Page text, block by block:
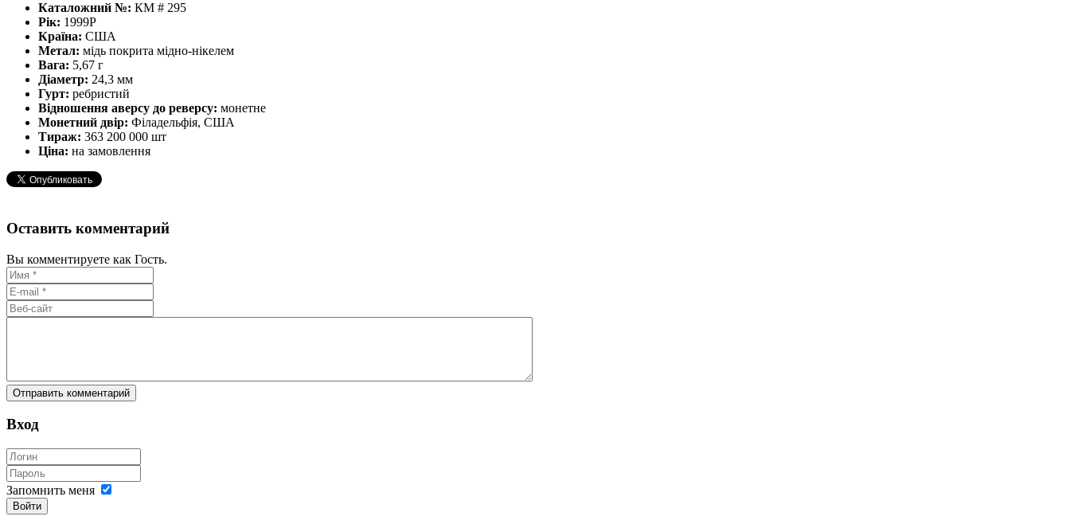
Каталожний №: КМ # 295
Рік: 1999P
Країна: США
Метал: мідь покрита мідно-нікелем
Вага: 5,67 г
Діаметр: 24,3 мм
Гурт: ребристий
Відношення аверсу до реверсу: монетне
Монетний двір: Філадельфія, США
Тираж: 363 200 000 шт
Ціна: на замовлення
Оставить комментарий
Вы комментируете как Гость.
Вход
Запомнить меня
Войти